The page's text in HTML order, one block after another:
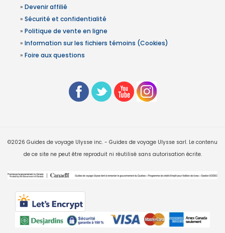
» Devenir affilié
» Sécurité et confidentialité
» Politique de vente en ligne
» Information sur les fichiers témoins (Cookies)
» Foire aux questions
©2026 Guides de voyage Ulysse inc. - Guides de voyage Ulysse sarl. Le contenu
de ce site ne peut être reproduit ni réutilisé sans autorisation écrite.